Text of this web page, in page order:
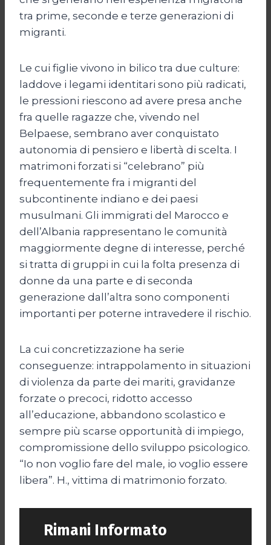
tra prime, seconde e terze generazioni di
migranti.
Le cui figlie vivono in bilico tra due culture:
laddove i legami identitari sono più radicati,
le pressioni riescono ad avere presa anche
fra quelle ragazze che, vivendo nel
Belpaese, sembrano aver conquistato
autonomia di pensiero e libertà di scelta. I
matrimoni forzati si “celebrano” più
frequentemente fra i migranti del
subcontinente indiano e dei paesi
musulmani. Gli immigrati del Marocco e
dell’Albania rappresentano le comunità
maggiormente degne di interesse, perché
si tratta di gruppi in cui la folta presenza di
donne da una parte e di seconda
generazione dall’altra sono componenti
importanti per poterne intravedere il rischio.
La cui concretizzazione ha serie
conseguenze: intrappolamento in situazioni
di violenza da parte dei mariti, gravidanze
forzate o precoci, ridotto accesso
all’educazione, abbandono scolastico e
sempre più scarse opportunità di impiego,
compromissione dello sviluppo psicologico.
“Io non voglio fare del male, io voglio essere
libera”. H., vittima di matrimonio forzato.
Rimani Informato